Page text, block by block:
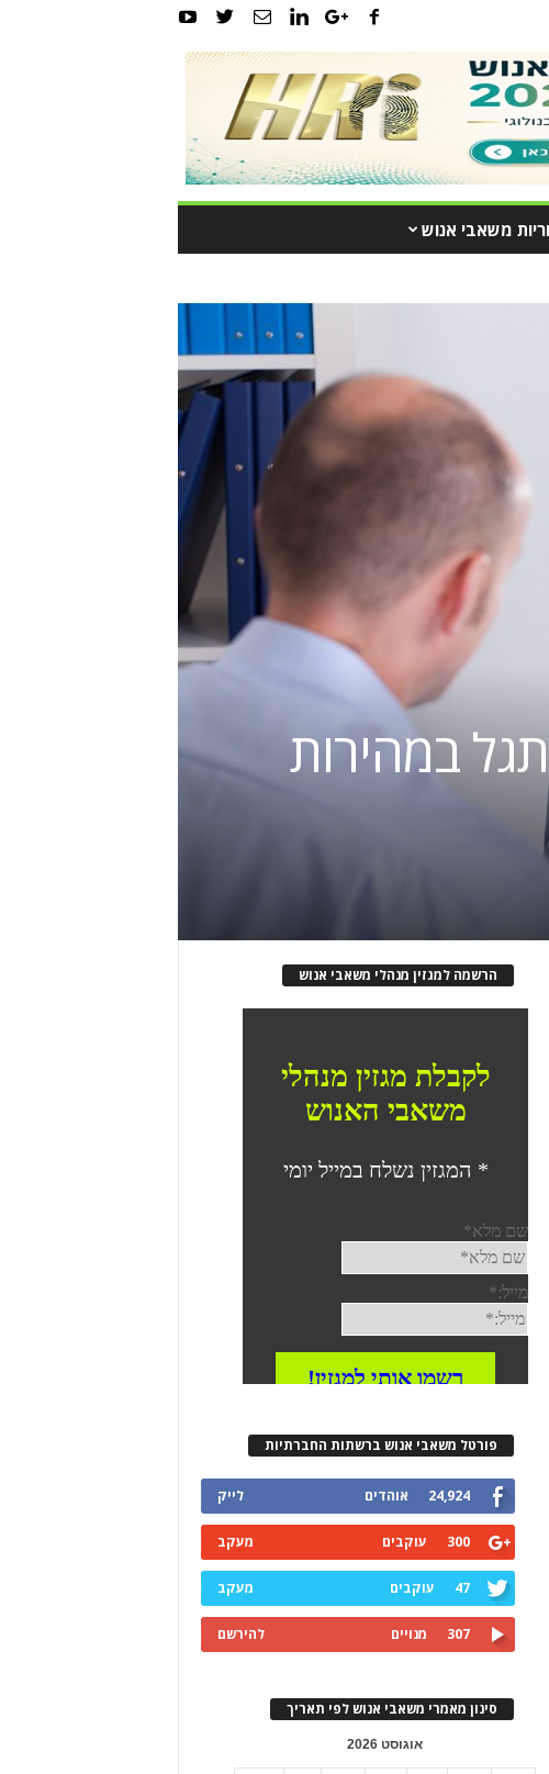
משאבי אנוש
במהירות
הרשמה למגזין מנהלי משאבי אנוש
פורטל משאבי אנוש ברשתות החברתיות
24,924 אוהדים לייק
300 עוקבים מעקב
47 עוקבים מעקב
307 מנויים להירשם
סינון מאמרי משאבי אנוש לפי תאריך
אוגוסט 2026